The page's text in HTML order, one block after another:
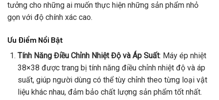
tưởng cho những ai muốn thực hiện những sản phẩm nhỏ
gọn với độ chính xác cao.
Ưu Điểm Nổi Bật
Tính Năng Điều Chỉnh Nhiệt Độ và Áp Suất: Máy ép nhiệt
38×38 được trang bị tính năng điều chỉnh nhiệt độ và áp
suất, giúp người dùng có thể tùy chỉnh theo từng loại vật
liệu khác nhau, đảm bảo chất lượng sản phẩm tốt nhất.